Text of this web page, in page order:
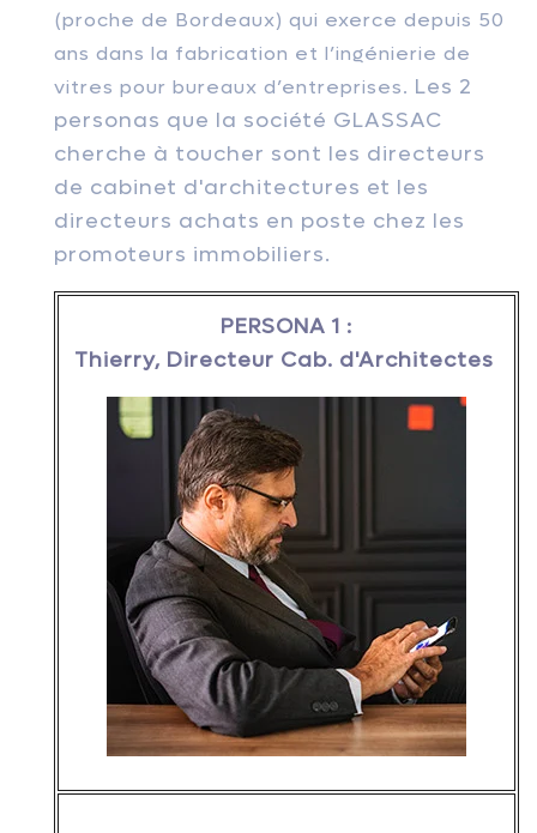
(proche de Bordeaux) qui exerce depuis 50
ans dans la fabrication et l’ingénierie de
vitres pour bureaux d’entreprises. Les 2
personas que la société GLASSAC
cherche à toucher sont les directeurs
de cabinet d'architectures et les
directeurs achats en poste chez les
promoteurs immobiliers.
PERSONA 1 :
Thierry, Directeur Cab. d'Architectes